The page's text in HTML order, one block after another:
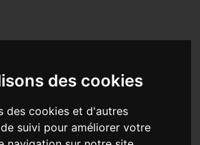
des cookies
des cookies et d'autres
suivi pour améliorer votre
DU RETOUR